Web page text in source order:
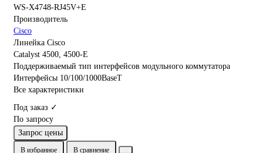
WS-X4748-RJ45V+E
Производитель
Cisco
Линейка Cisco
Catalyst 4500, 4500-E
Поддерживаемый тип интерфейсов модульного коммутатора
Интерфейсы 10/100/1000BaseT
Все характеристики
Под заказ ✓
По запросу
Запрос цены
В избранное В сравнение